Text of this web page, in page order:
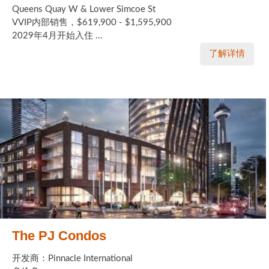
Queens Quay W & Lower Simcoe St
VVIP内部销售，$619,900 - $1,595,900
2029年4月开始入住 ...
了解详情
The PJ Condos
开发商：Pinnacle International